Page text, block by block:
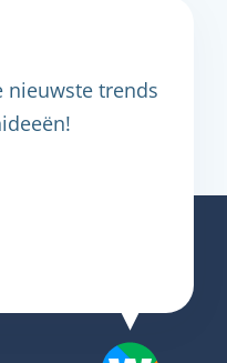
nieuwste trends